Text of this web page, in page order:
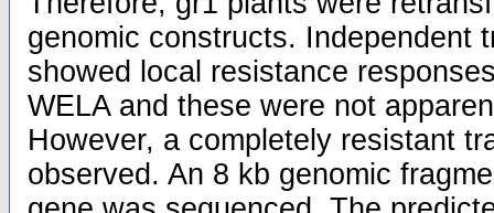
genomic constructs. Independent
showed local resistance
WELA and these were not
However, a completely resistant
observed. An 8 kb genomic